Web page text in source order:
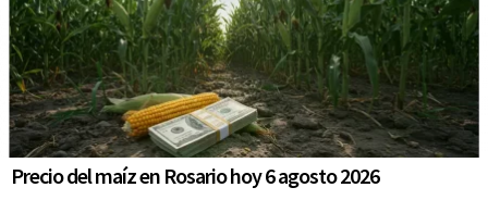
Precio del maíz en Rosario hoy 6 agosto 2026